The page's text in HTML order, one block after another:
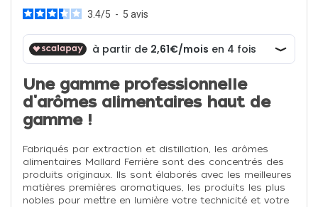
3.4/5 - 5 avis
Une gamme professionnelle
d'arômes alimentaires haut de
gamme !
Fabriqués par extraction et distillation, les arômes
alimentaires Mallard Ferrière sont des concentrés des
produits originaux. Ils sont élaborés avec les meilleures
matières premières aromatiques, les produits les plus
nobles pour mettre en lumière votre technicité et votre